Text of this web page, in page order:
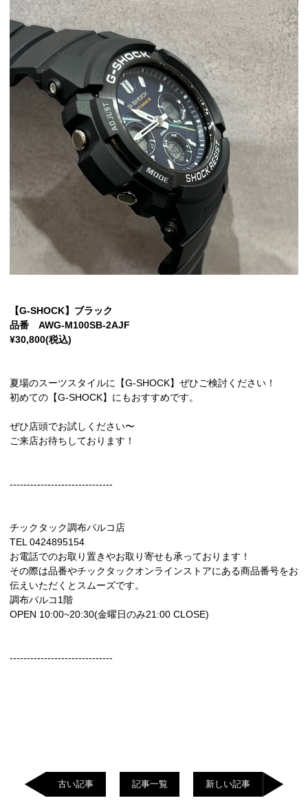
【G-SHOCK】ブラック
品番 AWG-M100SB-2AJF
¥30,800(税込)
夏場のスーツスタイルに【G-SHOCK】ぜひご検討ください！
初めての【G-SHOCK】にもおすすめです。
ぜひ店頭でお試しください〜
ご来店お待ちしております！
------------------------------
チックタック調布パルコ店
TEL 0424895154
お電話でのお取り置きやお取り寄せも承っております！
その際は品番やチックタックオンラインストアにある商品番号をお
伝えいただくとスムーズです。
調布パルコ1階
OPEN 10:00~20:30(金曜日のみ21:00 CLOSE)
------------------------------
古い記事 記事一覧 新しい記事